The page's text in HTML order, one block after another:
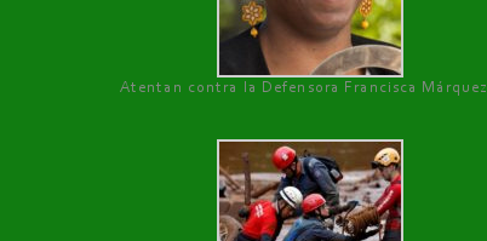
Atentan contra la Defensora Francisca Márquez